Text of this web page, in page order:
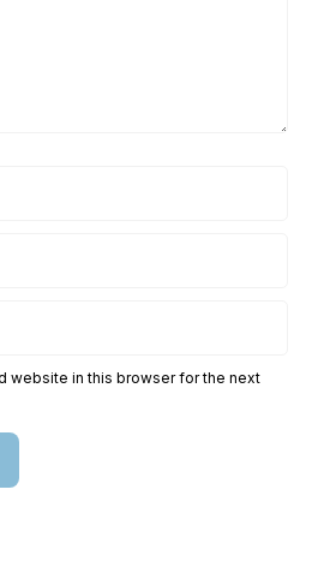
website in this browser for the next